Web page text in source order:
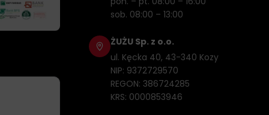
sob. 08:00 – 13:00
ŻUŻU Sp. z o.o.
ul. Kęcka 40, 43-340 Kozy
NIP: 9372729570
REGON: 386724285
KRS: 0000853946